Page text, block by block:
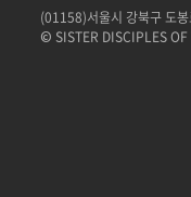
(01158)서울시 강북구 도
© SISTER DISCIPLES OF